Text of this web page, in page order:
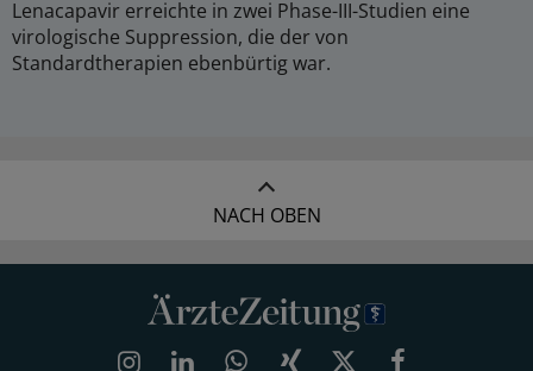
Lenacapavir erreichte in zwei Phase-III-Studien eine
virologische Suppression, die der von
Standardtherapien ebenbürtig war.
NACH OBEN